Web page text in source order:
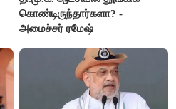
கொண்டிருந்தார்களா? -
அமைச்சர் ரமேஷ்